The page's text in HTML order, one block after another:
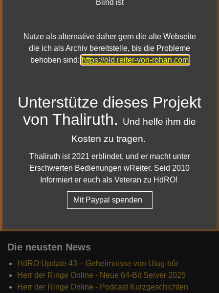
Impressum & Datenschutz | Facebook |
| Twitter
Twitch | Discord
© 2010 - 2022 Reiter von Rohan
Die neusten News
HdRO Update 43 – Geheimnisse von Utug-bûr
Herr der Ringe Online - Neue 64-Bit Server 2025
Herr der Ringe Online - Podcast Kurzgeschichten
Blind ist
Nutze als alternative daher gern die alte Webseite
die ich als Archiv bereitstelle, bis die Probleme
behoben sind: https://old.reiter-von-rohan.com
Unterstütze dieses Projekt
von Thaliruth.
Und helfe ihm die
Kosten zu tragen.
Thaliruth ist 2021 erblindet, und er macht unter
Erschwerten Bedienungen wReiter. Seid 2010
Informiert er euch als Veteran zu HdRO!
Mit Paypal spenden